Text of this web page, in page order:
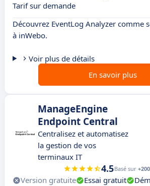
Tarif sur demande
Découvrez EventLog Analyzer comme
à inWebo.
Voir plus de détails
En savoir plus
ManageEngine
Endpoint Central
Centralisez et automatisez
la gestion de vos
terminaux IT
4.5Basé sur
Version gratuite Essai gratuit